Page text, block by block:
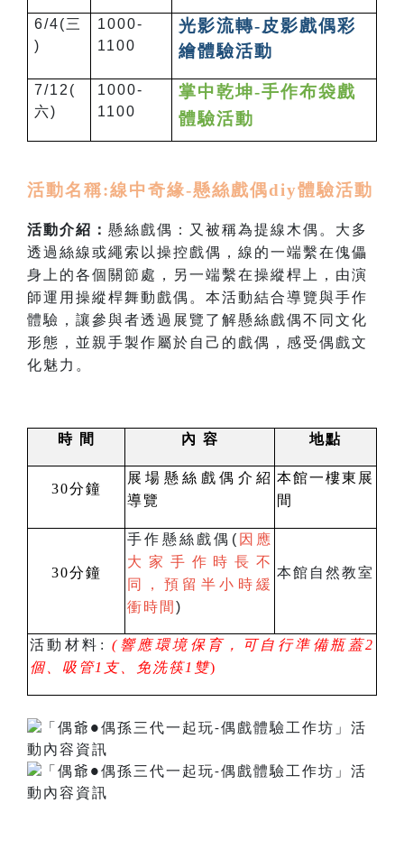
6/4(三
)
1000-
1100
光影流轉-皮影戲偶彩
繪體驗活動
7/12(
六)
1000-
1100
掌中乾坤-手作布袋戲
體驗活動
活動名稱:線中奇緣-懸絲戲偶diy體驗活動
活動介紹： 懸絲戲偶：又被稱為提線木偶。大多
透過絲線或繩索以操控戲偶，線的一端繫在傀儡
身上的各個關節處，另一端繫在操縱桿上，由演
師運用操縱桿舞動戲偶。本活動結合導覽與手作
體驗，讓參與者透過展覽了解懸絲戲偶不同文化
形態，並親手製作屬於自己的戲偶，感受偶戲文
化魅力。
時 間 內 容 地點
30分鐘
展場懸絲戲偶介紹
導覽
本館一樓東展
間
30分鐘
手作懸絲戲偶( 因應
大家手作時長不
同，預留半小時緩
衝時間 )
本館自然教室
活動材料 : (響應環境保育，可自行準備瓶蓋2
個、吸管1 支、免洗筷1 雙)